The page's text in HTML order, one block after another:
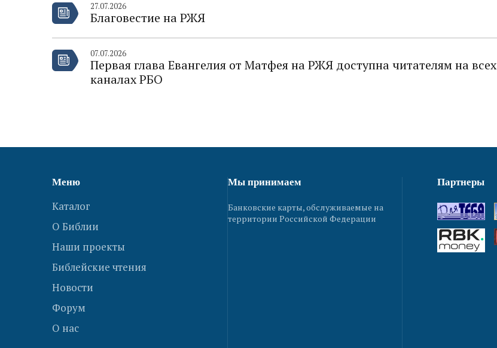
27.07.2026
Благовестие на РЖЯ
07.07.2026
Первая глава Евангелия от Матфея на РЖЯ доступна читателям на всех
каналах РБО
Меню
Каталог
О Библии
Наши проекты
Библейские чтения
Новости
Форум
О нас
Мы принимаем
Банковские карты, обслуживаемые на
территории Российской Федерации
Партнеры